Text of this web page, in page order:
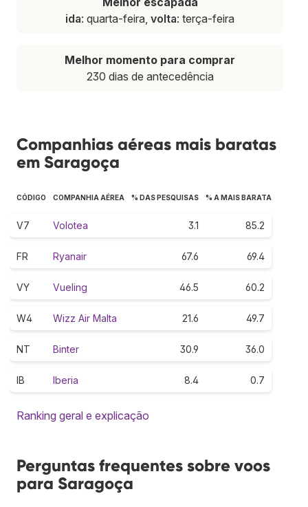
ida: quarta-feira, volta: terça-feira
Melhor momento para comprar
230 dias de antecedência
Companhias aéreas mais baratas
em Saragoça
CÓDIGO COMPANHIA AÉREA % DAS PESQUISAS % A MAIS BARATA
V7 Volotea 3.1 85.2
FR Ryanair 67.6 69.4
VY Vueling 46.5 60.2
W4 Wizz Air Malta 21.6 49.7
NT Binter 30.9 36.0
IB Iberia 8.4 0.7
Ranking geral e explicação
Perguntas frequentes sobre voos
para Saragoça